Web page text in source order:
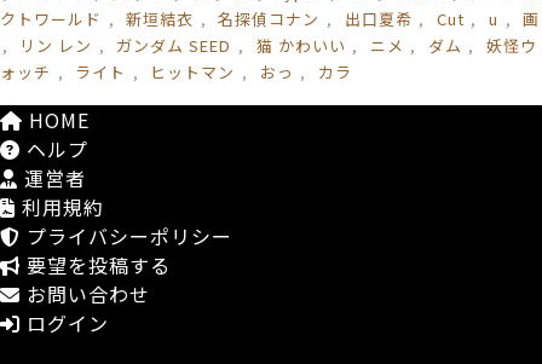
クトワールド
新垣結衣 名探偵コナン 出口夏希 Cut u
画
リン レン
ガンダム SEED 猫 かわいい ニメ ダム
妖怪ウ
ォッチ
ライト ヒットマン おっ カラ
HOME
ヘルプ
運営者
利用規約
プライバシーポリシー
要望を投稿する
お問い合わせ
ログイン